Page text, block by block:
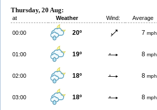
Thursday, 20 Aug:
at Weather Wind: Average
00:00 20º 7 mph
01:00 19º 8 mph
02:00 18º 8 mph
03:00 18º 8 mph